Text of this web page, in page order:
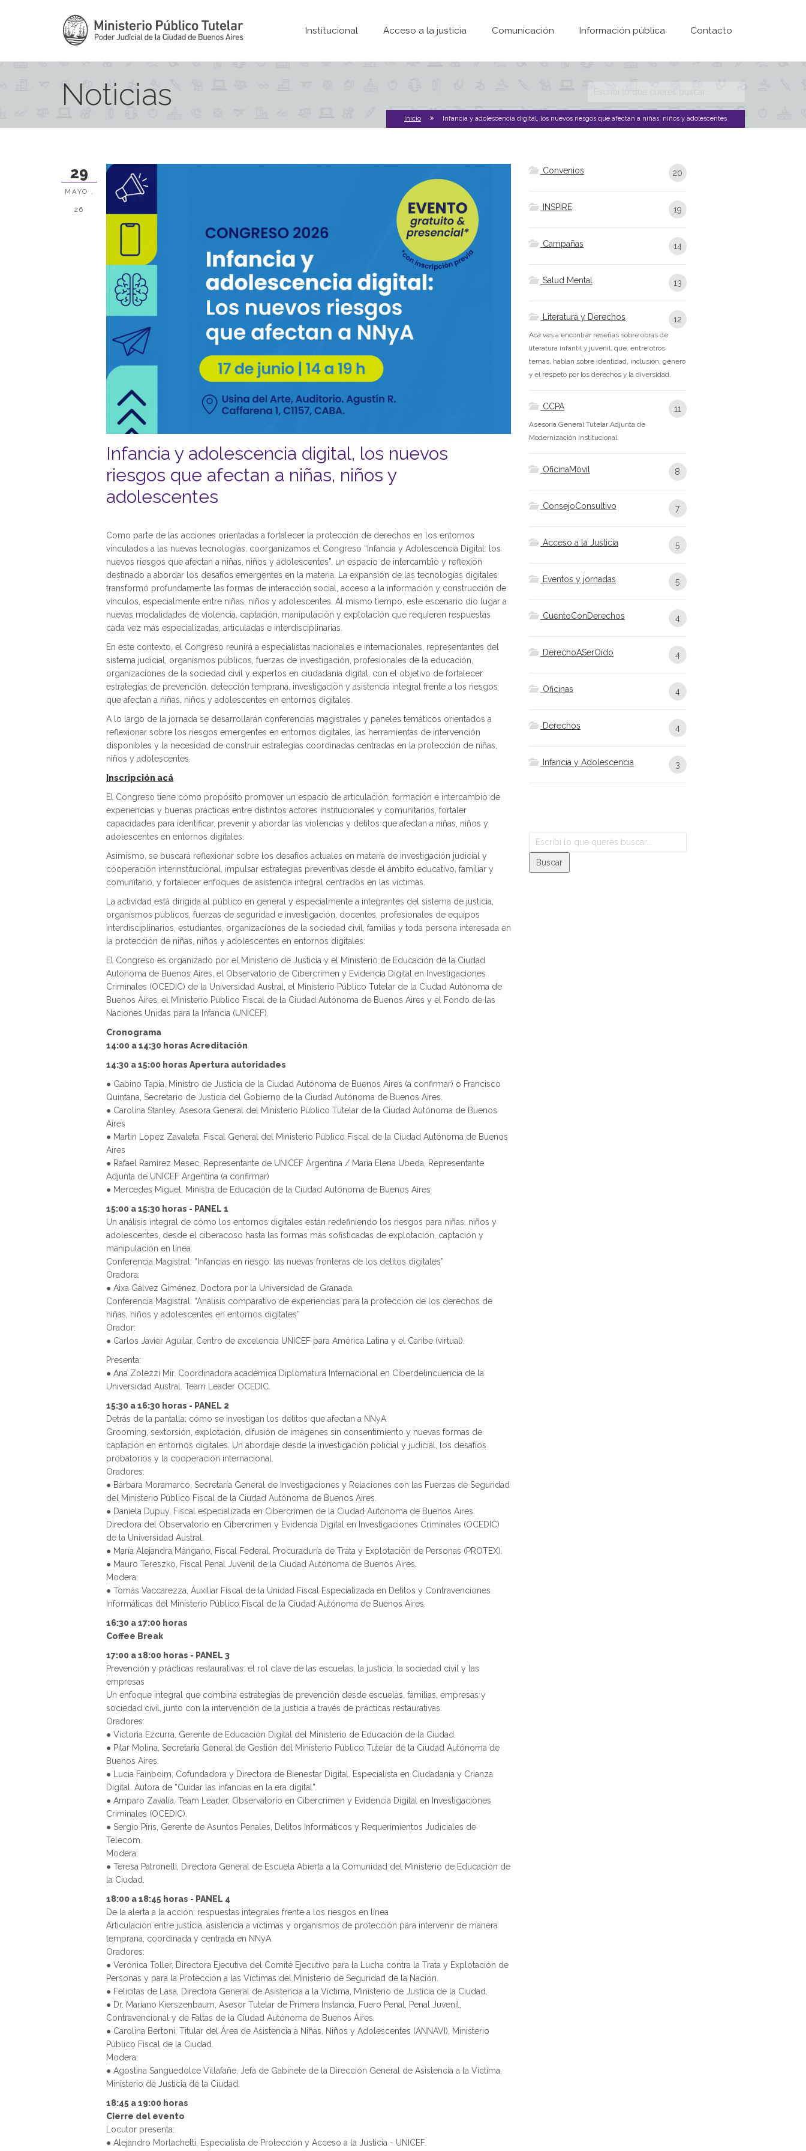
Institucional Acceso a la justicia Comunicación Información pública Contacto
Noticias
Formulario de
búsqueda
Inicio Infancia y adolescencia digital, los nuevos riesgos que afectan a niñas, niños y adolescentes
Infancia y adolescencia digital, los nuevos
riesgos que afectan a niñas, niños y
adolescentes
29
MAYO ,
26
Como parte de las acciones orientadas a fortalecer la protección de derechos en los entornos
vinculados a las nuevas tecnologías, coorganizamos el Congreso “Infancia y Adolescencia Digital: los
nuevos riesgos que afectan a niñas, niños y adolescentes”, un espacio de intercambio y reflexión
destinado a abordar los desafíos emergentes en la materia. La expansión de las tecnologías digitales
transformó profundamente las formas de interacción social, acceso a la información y construcción de
vínculos, especialmente entre niñas, niños y adolescentes. Al mismo tiempo, este escenario dio lugar a
nuevas modalidades de violencia, captación, manipulación y explotación que requieren respuestas
cada vez más especializadas, articuladas e interdisciplinarias.
En este contexto, el Congreso reunirá a especialistas nacionales e internacionales, representantes del
sistema judicial, organismos públicos, fuerzas de investigación, profesionales de la educación,
organizaciones de la sociedad civil y expertos en ciudadanía digital, con el objetivo de fortalecer
estrategias de prevención, detección temprana, investigación y asistencia integral frente a los riesgos
que afectan a niñas, niños y adolescentes en entornos digitales.
A lo largo de la jornada se desarrollarán conferencias magistrales y paneles temáticos orientados a
reflexionar sobre los riesgos emergentes en entornos digitales, las herramientas de intervención
disponibles y la necesidad de construir estrategias coordinadas centradas en la protección de niñas,
niños y adolescentes.
Inscripción acá
El Congreso tiene como propósito promover un espacio de articulación, formación e intercambio de
experiencias y buenas prácticas entre distintos actores institucionales y comunitarios, fortaler
capacidades para identificar, prevenir y abordar las violencias y delitos que afectan a niñas, niños y
adolescentes en entornos digitales.
Asimismo, se buscará reflexionar sobre los desafíos actuales en materia de investigación judicial y
cooperación interinstitucional, impulsar estrategias preventivas desde el ámbito educativo, familiar y
comunitario, y fortalecer enfoques de asistencia integral centrados en las víctimas.
La actividad está dirigida al público en general y especialmente a integrantes del sistema de justicia,
organismos públicos, fuerzas de seguridad e investigación, docentes, profesionales de equipos
interdisciplinarios, estudiantes, organizaciones de la sociedad civil, familias y toda persona interesada en
la protección de niñas, niños y adolescentes en entornos digitales.
El Congreso es organizado por el Ministerio de Justicia y el Ministerio de Educación de la Ciudad
Autónoma de Buenos Aires, el Observatorio de Cibercrimen y Evidencia Digital en Investigaciones
Criminales (OCEDIC) de la Universidad Austral, el Ministerio Público Tutelar de la Ciudad Autónoma de
Buenos Aires, el Ministerio Público Fiscal de la Ciudad Autónoma de Buenos Aires y el Fondo de las
Naciones Unidas para la Infancia (UNICEF).
Cronograma
14:00 a 14:30 horas Acreditación
14:30 a 15:00 horas Apertura autoridades
● Gabino Tapia, Ministro de Justicia de la Ciudad Autónoma de Buenos Aires (a confirmar) o Francisco
Quintana, Secretario de Justicia del Gobierno de la Ciudad Autónoma de Buenos Aires.
● Carolina Stanley, Asesora General del Ministerio Público Tutelar de la Ciudad Autónoma de Buenos
Aires
● Martin Lopez Zavaleta, Fiscal General del Ministerio Público Fiscal de la Ciudad Autónoma de Buenos
Aires
● Rafael Ramirez Mesec, Representante de UNICEF Argentina / María Elena Ubeda, Representante
Adjunta de UNICEF Argentina (a confirmar)
● Mercedes Miguel, Ministra de Educación de la Ciudad Autónoma de Buenos Aires
15:00 a 15:30 horas - PANEL 1
Un análisis integral de cómo los entornos digitales están redefiniendo los riesgos para niñas, niños y
adolescentes, desde el ciberacoso hasta las formas más sofisticadas de explotación, captación y
manipulación en línea.
Conferencia Magistral: “Infancias en riesgo: las nuevas fronteras de los delitos digitales”
Oradora:
● Aixa Gálvez Giménez, Doctora por la Universidad de Granada.
Conferencia Magistral: “Análisis comparativo de experiencias para la protección de los derechos de
niñas, niños y adolescentes en entornos digitales”
Orador:
● Carlos Javier Aguilar, Centro de excelencia UNICEF para América Latina y el Caribe (virtual).
Presenta:
● Ana Zolezzi Mir. Coordinadora académica Diplomatura Internacional en Ciberdelincuencia de la
Universidad Austral. Team Leader OCEDIC.
15:30 a 16:30 horas - PANEL 2
Detrás de la pantalla: cómo se investigan los delitos que afectan a NNyA
Grooming, sextorsión, explotación, difusión de imágenes sin consentimiento y nuevas formas de
captación en entornos digitales. Un abordaje desde la investigación policial y judicial, los desafíos
probatorios y la cooperación internacional.
Oradores:
● Bárbara Moramarco, Secretaría General de Investigaciones y Relaciones con las Fuerzas de Seguridad
del Ministerio Público Fiscal de la Ciudad Autónoma de Buenos Aires.
● Daniela Dupuy, Fiscal especializada en Cibercrimen de la Ciudad Autónoma de Buenos Aires.
Directora del Observatorio en Cibercrimen y Evidencia Digital en Investigaciones Criminales (OCEDIC)
de la Universidad Austral.
● María Alejandra Mángano, Fiscal Federal, Procuraduría de Trata y Explotación de Personas (PROTEX).
● Mauro Tereszko, Fiscal Penal Juvenil de la Ciudad Autónoma de Buenos Aires.
Modera:
● Tomás Vaccarezza, Auxiliar Fiscal de la Unidad Fiscal Especializada en Delitos y Contravenciones
Informáticas del Ministerio Público Fiscal de la Ciudad Autónoma de Buenos Aires.
16:30 a 17:00 horas
Coffee Break
17:00 a 18:00 horas - PANEL 3
Prevención y prácticas restaurativas: el rol clave de las escuelas, la justicia, la sociedad civil y las
empresas
Un enfoque integral que combina estrategias de prevención desde escuelas, familias, empresas y
sociedad civil, junto con la intervención de la justicia a través de prácticas restaurativas.
Oradores:
● Victoria Ezcurra, Gerente de Educación Digital del Ministerio de Educación de la Ciudad.
● Pilar Molina, Secretaria General de Gestión del Ministerio Público Tutelar de la Ciudad Autónoma de
Buenos Aires.
● Lucia Fainboim, Cofundadora y Directora de Bienestar Digital. Especialista en Ciudadanía y Crianza
Digital. Autora de “Cuidar las infancias en la era digital”.
● Amparo Zavalía, Team Leader, Observatorio en Cibercrimen y Evidencia Digital en Investigaciones
Criminales (OCEDIC).
● Sergio Piris, Gerente de Asuntos Penales, Delitos Informáticos y Requerimientos Judiciales de
Telecom.
Modera:
● Teresa Patronelli, Directora General de Escuela Abierta a la Comunidad del Ministerio de Educación de
la Ciudad.
18:00 a 18:45 horas - PANEL 4
De la alerta a la acción: respuestas integrales frente a los riesgos en línea
Articulación entre justicia, asistencia a víctimas y organismos de protección para intervenir de manera
temprana, coordinada y centrada en NNyA.
Oradores:
● Verónica Toller, Directora Ejecutiva del Comité Ejecutivo para la Lucha contra la Trata y Explotación de
Personas y para la Protección a las Víctimas del Ministerio de Seguridad de la Nación.
● Felicitas de Lasa, Directora General de Asistencia a la Víctima, Ministerio de Justicia de la Ciudad.
● Dr. Mariano Kierszenbaum, Asesor Tutelar de Primera Instancia, Fuero Penal, Penal Juvenil,
Contravencional y de Faltas de la Ciudad Autónoma de Buenos Aires.
● Carolina Bertoni, Titular del Área de Asistencia a Niñas, Niños y Adolescentes (ANNAVI), Ministerio
Público Fiscal de la Ciudad.
Modera:
● Agostina Sanguedolce Villafañe, Jefa de Gabinete de la Dirección General de Asistencia a la Víctima,
Ministerio de Justicia de la Ciudad.
18:45 a 19:00 horas
Cierre del evento
Locutor presenta:
● Alejandro Morlachetti, Especialista de Protección y Acceso a la Justicia - UNICEF.
Convenios 20
INSPIRE 19
Campañas 14
Salud Mental 13
Literatura y Derechos 12
Acá vas a encontrar reseñas sobre obras de
literatura infantil y juvenil, que, entre otros
temas, hablan sobre identidad, inclusión, género
y el respeto por los derechos y la diversidad.
CCPA 11
Asesoría General Tutelar Adjunta de
Modernización Institucional
OficinaMóvil 8
ConsejoConsultivo 7
Acceso a la Justicia 5
Eventos y jornadas 5
CuentoConDerechos 4
DerechoASerOído 4
Oficinas 4
Derechos 4
Infancia y Adolescencia 3